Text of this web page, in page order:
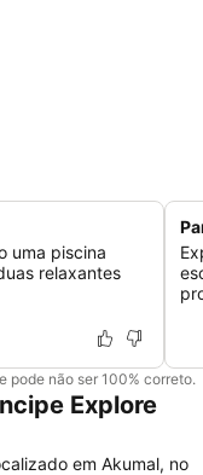
uma piscina
relaxantes
pode não ser 100% correto.
Explore
em Akumal, no